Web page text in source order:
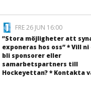
FRE 26 JUN 16:00
”Stora möjligheter att
exponeras hos oss” * Vill ni
bli sponsorer eller
samarbetspartners till
Hockeyettan? * Kontakta